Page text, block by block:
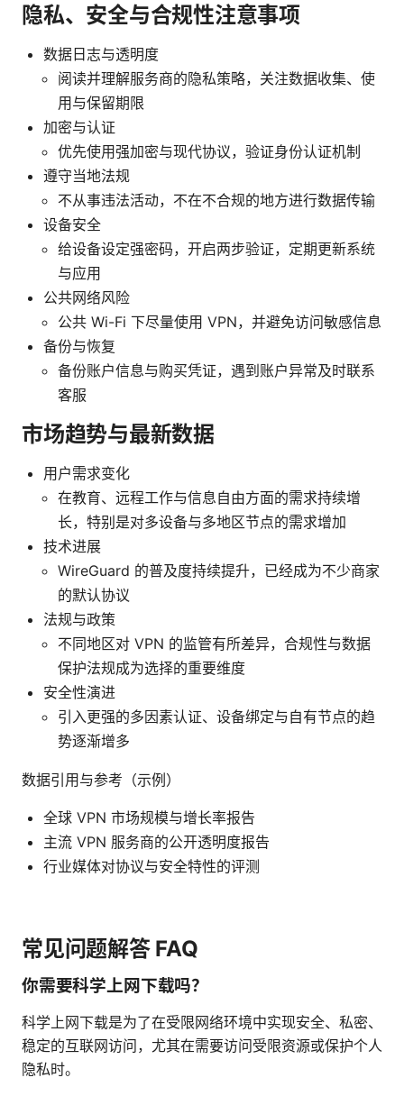
隐私、安全与合规性注意事项
数据日志与透明度
阅读并理解服务商的隐私策略，关注数据收集、使
用与保留期限
加密与认证
优先使用强加密与现代协议，验证身份认证机制
遵守当地法规
不从事违法活动，不在不合规的地方进行数据传输
设备安全
给设备设定强密码，开启两步验证，定期更新系统
与应用
公共网络风险
公共 Wi-Fi 下尽量使用 VPN，并避免访问敏感信息
备份与恢复
备份账户信息与购买凭证，遇到账户异常及时联系
客服
市场趋势与最新数据
用户需求变化
在教育、远程工作与信息自由方面的需求持续增
长，特别是对多设备与多地区节点的需求增加
技术进展
WireGuard 的普及度持续提升，已经成为不少商家
的默认协议
法规与政策
不同地区对 VPN 的监管有所差异，合规性与数据
保护法规成为选择的重要维度
安全性演进
引入更强的多因素认证、设备绑定与自有节点的趋
势逐渐增多
数据引用与参考（示例）
全球 VPN 市场规模与增长率报告
主流 VPN 服务商的公开透明度报告
行业媒体对协议与安全特性的评测
常见问题解答 FAQ
你需要科学上网下载吗？
科学上网下载是为了在受限网络环境中实现安全、私密、
稳定的互联网访问，尤其在需要访问受限资源或保护个人
隐私时。